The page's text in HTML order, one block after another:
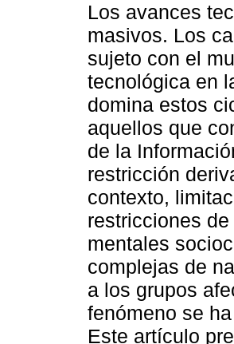
Los avances
masivos. Los
sujeto con el
tecnológica en
domina estos
aquellos que
de la
restricción
contexto,
restricciones
mentales
complejas de
a los grupos
fenómeno se
Este artículo